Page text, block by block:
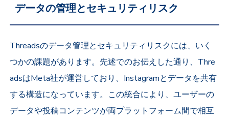
データの管理とセキュリティリスク
Threadsのデータ管理とセキュリティリスクには、いく
つかの課題があります。先述でのお伝えした通り、Thre
adsはMeta社が運営しており、Instagramとデータを共有
する構造になっています。この統合により、ユーザーの
データや投稿コンテンツが両プラットフォーム間で相互